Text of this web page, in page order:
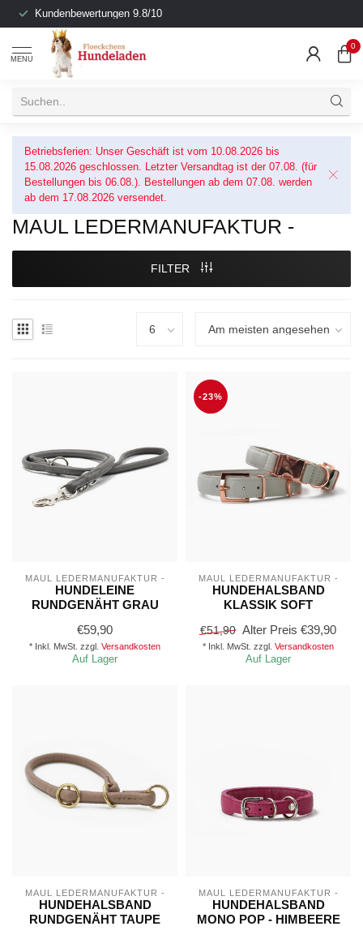
Kundenbewertungen 9.8/10
MENU
0
Betriebsferien: Unser Geschäft ist vom 10.08.2026 bis
15.08.2026 geschlossen. Letzter Versandtag ist der 07.08. (für
Bestellungen bis 06.08.). Bestellungen ab dem 07.08. werden
ab dem 17.08.2026 versendet.
MAUL LEDERMANUFAKTUR -
FILTER
MAUL LEDERMANUFAKTUR -
HUNDELEINE
RUNDGENÄHT GRAU
€59,90
* Inkl. MwSt. zzgl. Versandkosten
Auf Lager
-23%
MAUL LEDERMANUFAKTUR -
HUNDEHALSBAND
KLASSIK SOFT
€51,90 Alter Preis €39,90
* Inkl. MwSt. zzgl. Versandkosten
Auf Lager
MAUL LEDERMANUFAKTUR -
HUNDEHALSBAND
RUNDGENÄHT TAUPE
MAUL LEDERMANUFAKTUR -
HUNDEHALSBAND
MONO POP - HIMBEERE